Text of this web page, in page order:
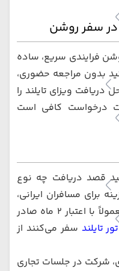
در سفر روشن
فرایندی سریع، ساده
بدون مراجعه حضوری،
ویزای تایلند را
درخواست کافی است
قصد دریافت چه نوع
برای مسافران ایرانی،
ویزای توریستی تایلند است که معمولاً با اعتبار ۲ ماه صادر
تور تایلندسفر می‌کنند از
شرکت در جلسات تجاری